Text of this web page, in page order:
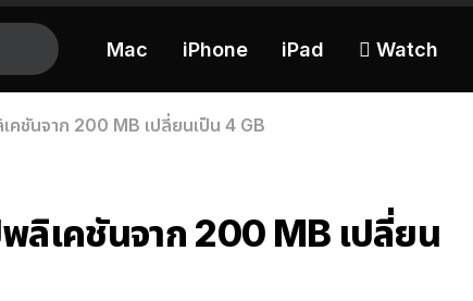
Mac iPhone iPad  Watch
ชันจาก 200 MB เปลี่ยนเป็น 4 GB
ลิเคชันจาก 200 MB เปลี่ยน